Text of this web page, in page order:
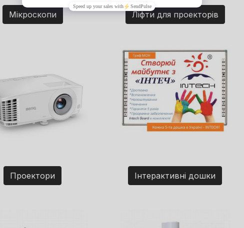
Мікроскопи Ліфти для проекторів
Проектори Інтерактивні дошки